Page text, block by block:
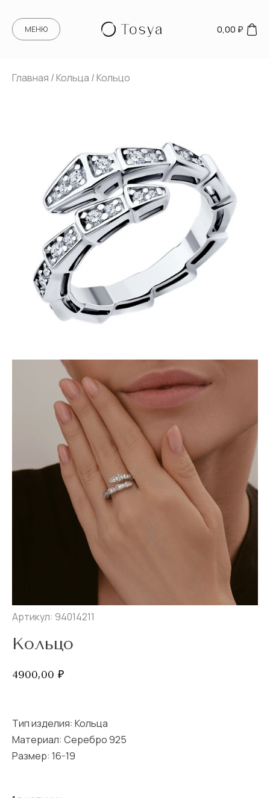
МЕНЮ 0,00 ₽
Главная /Кольца / Кольцо
Артикул: 94014211
Кольцо
4900,00 ₽
Тип изделия: Кольца
Материал: Серебро 925
Размер: 16-19